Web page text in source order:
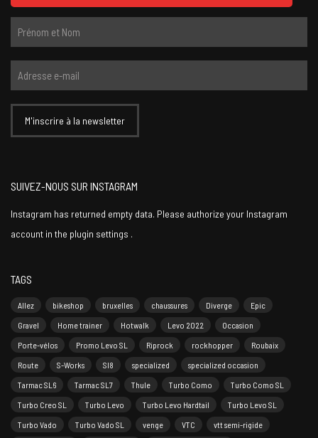
SUIVEZ-NOUS SUR INSTAGRAM
Instagram has returned empty data. Please authorize your Instagram
account in the plugin settings .
TAGS
Allez bikeshop bruxelles chaussures Diverge
Epic
Gravel
Home trainer Hotwalk Levo 2022
Occasion
Porte-vélos
Promo Levo SL Riprock rockhopper
Roubaix
Route
S-Works Sl8 specialized
specialized occasion
Tarmac SL6
Tarmac SL7 Thule Turbo Como
Turbo Como SL
Turbo Creo SL
Turbo Levo Turbo Levo Hardtail
Turbo Levo SL
Turbo Vado
Turbo Vado SL venge VTC vtt semi-rigide